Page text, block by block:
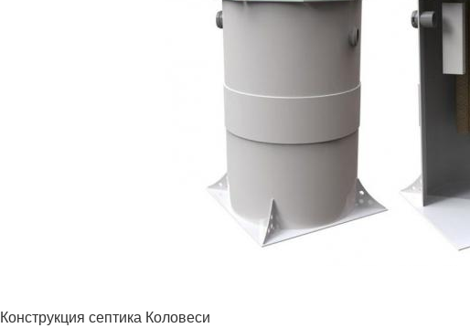
Конструкция септика Коловеси